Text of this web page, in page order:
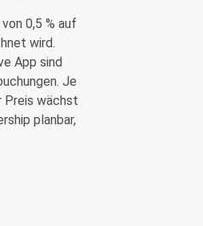
0,5 % auf
wird.
App sind
Je
Preis wächst
planbar,